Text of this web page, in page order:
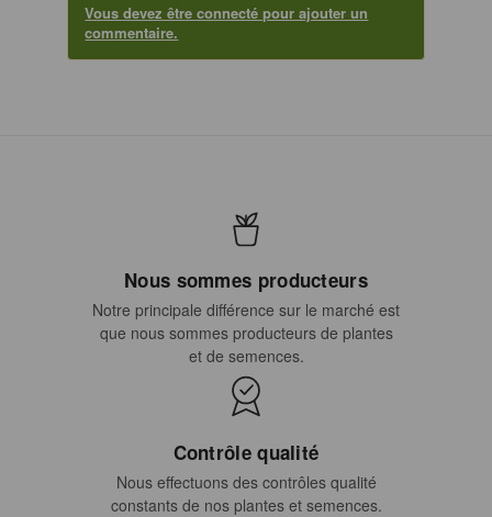
Vous devez être connecté pour ajouter un
commentaire.
Nous sommes producteurs
Notre principale différence sur le marché est
que nous sommes producteurs de plantes
et de semences.
Contrôle qualité
Nous effectuons des contrôles qualité
constants de nos plantes et semences.